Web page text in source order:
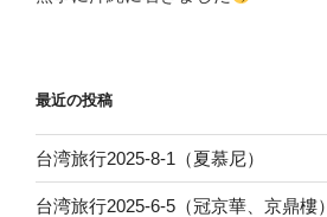
最近の投稿
台湾旅行2025-8-1（夏慕尼）
台湾旅行2025-6-5（冠京華、京鼎樓）